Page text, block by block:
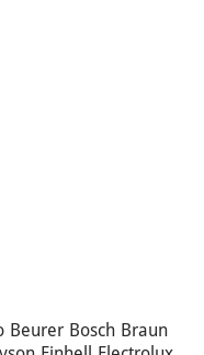
Beurer Bosch Braun